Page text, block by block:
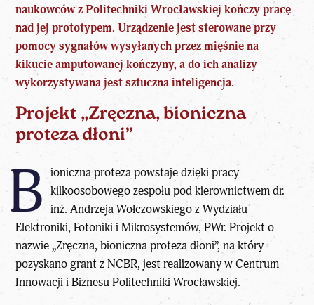
naukowców z Politechniki Wrocławskiej kończy pracę
nad jej prototypem. Urządzenie jest sterowane przy
pomocy sygnałów wysyłanych przez mięśnie na
kikucie amputowanej kończyny, a do ich analizy
wykorzystywana jest sztuczna inteligencja.
Projekt „Zręczna, bioniczna
proteza dłoni”
B ioniczna proteza powstaje dzięki pracy
kilkoosobowego zespołu pod kierownictwem dr.
inż. Andrzeja Wołczowskiego z Wydziału
Elektroniki, Fotoniki i Mikrosystemów, PWr. Projekt o
nazwie „Zręczna, bioniczna proteza dłoni”, na który
pozyskano grant z NCBR, jest realizowany w Centrum
Innowacji i Biznesu Politechniki Wrocławskiej.